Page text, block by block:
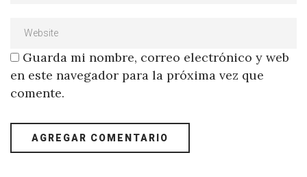
Guarda mi nombre, correo electrónico y web
en este navegador para la próxima vez que
comente.